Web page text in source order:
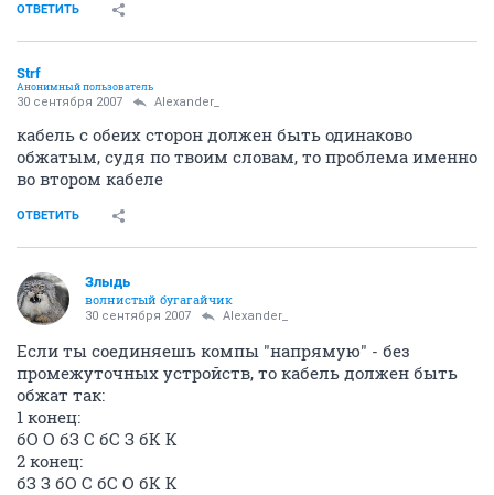
ОТВЕТИТЬ
Strf
Анонимный пользователь
30 сентября 2007 Alexander_
кабель с обеих сторон должен быть одинаково
обжатым, судя по твоим словам, то проблема именно
во втором кабеле
ОТВЕТИТЬ
Злыдь
волнистый бугагайчик
30 сентября 2007 Alexander_
Если ты соединяешь компы "напрямую" - без
промежуточных устройств, то кабель должен быть
обжат так:
1 конец:
бО О бЗ С бС З бК К
2 конец:
бЗ З бО С бС О бК К